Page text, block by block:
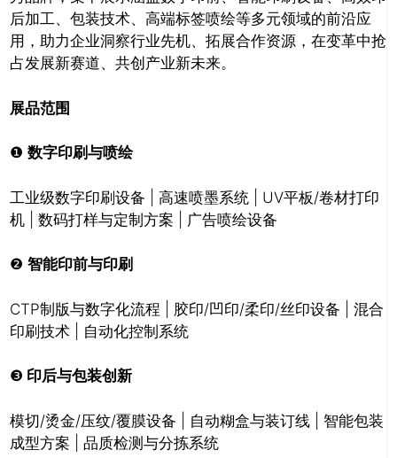
后加工、包装技术、高端标签喷绘等多元领域的前沿应
用，助力企业洞察行业先机、拓展合作资源，在变革中抢
占发展新赛道、共创产业新未来。
展品范围
❶ 数字印刷与喷绘
工业级数字印刷设备 | 高速喷墨系统 | UV平板/卷材打印
机 | 数码打样与定制方案 | 广告喷绘设备
❷ 智能印前与印刷
CTP制版与数字化流程 | 胶印/凹印/柔印/丝印设备 | 混合
印刷技术 | 自动化控制系统
❸ 印后与包装创新
模切/烫金/压纹/覆膜设备 | 自动糊盒与装订线 | 智能包装
成型方案 | 品质检测与分拣系统